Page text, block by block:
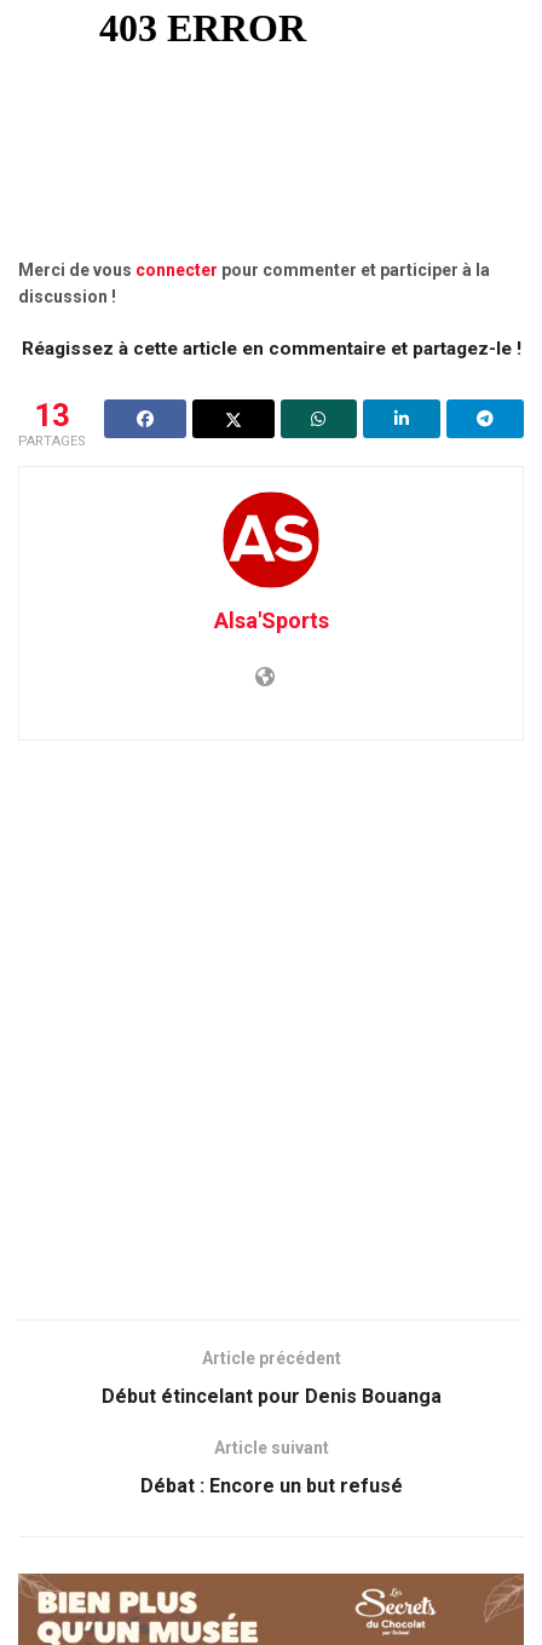
Merci de vous connecter pour commenter et participer à la
discussion !
Réagissez à cette article en commentaire et partagez-le !
13
PARTAGES
Alsa'Sports
Article précédent
Début étincelant pour Denis Bouanga
Article suivant
Débat : Encore un but refusé